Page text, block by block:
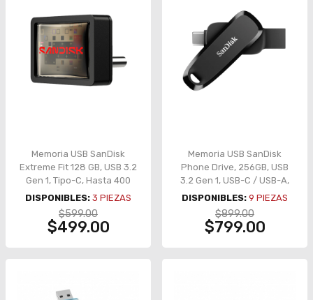
Memoria USB SanDisk
Extreme Fit 128 GB, USB 3.2
Gen 1, Tipo-C, Hasta 400
MB/s – SDCZ530-128G-G46
DISPONIBLES: 3 PIEZAS
$599.00
$499.00
Memoria USB SanDisk
Phone Drive, 256GB, USB
3.2 Gen 1, USB-C / USB-A,
giratoria, negro – SDDDC6-
256G-G46
DISPONIBLES: 9 PIEZAS
$899.00
$799.00